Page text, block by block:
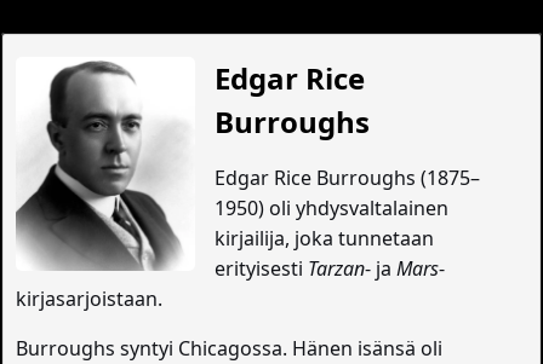
Edgar Rice
Burroughs
Edgar Rice Burroughs (1875–
1950) oli yhdysvaltalainen
kirjailija, joka tunnetaan
erityisesti Tarzan- ja Mars-
kirjasarjoistaan.
Burroughs syntyi Chicagossa. Hänen isänsä oli